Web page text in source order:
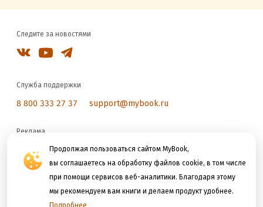
Продолжая пользоваться сайтом MyBook,
вы соглашаетесь на обработку файлов cookie, в том числе
при помощи сервисов веб-аналитики. Благодаря этому
мы рекомендуем вам книги и делаем продукт удобнее.
Подробнее
Следите за новостями
Служба поддержки
8 800 333 27 37 support@mybook.ru
Реклама
reklama@litres.ru
Мы принимаем к оплате